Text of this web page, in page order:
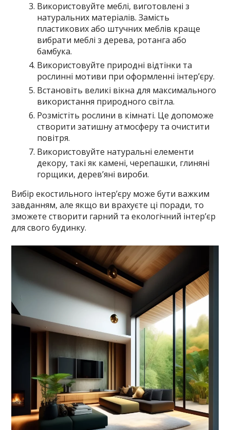
Використовуйте меблі, виготовлені з
натуральних матеріалів. Замість
пластикових або штучних меблів краще
вибрати меблі з дерева, ротанга або
бамбука.
Використовуйте природні відтінки та
рослинні мотиви при оформленні інтер’єру.
Встановіть великі вікна для максимального
використання природного світла.
Розмістіть рослини в кімнаті. Це допоможе
створити затишну атмосферу та очистити
повітря.
Використовуйте натуральні елементи
декору, такі як камені, черепашки, глиняні
горщики, дерев’яні вироби.
Вибір екостильного інтер’єру може бути важким
завданням, але якщо ви врахуєте ці поради, то
зможете створити гарний та екологічний інтер’єр
для свого будинку.